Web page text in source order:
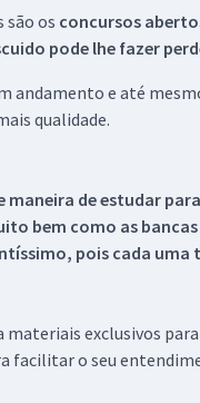
são os concursos
pode lhe fazer
andamento e até
qualidade.
maneira de estudar
bem como as
pois cada uma
materiais exclusivos
facilitar o seu